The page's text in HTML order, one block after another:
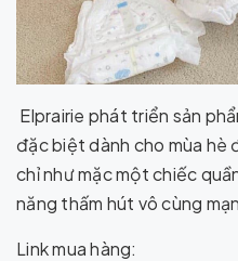
Elprairie phát triển sản
đặc biệt dành cho mùa hè
chỉ như mặc một chiếc
năng thấm hút vô cùng
Link mua hàng: